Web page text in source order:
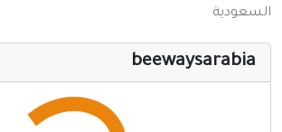
كمبيوتر وبرامج
إنترنت وشبكات